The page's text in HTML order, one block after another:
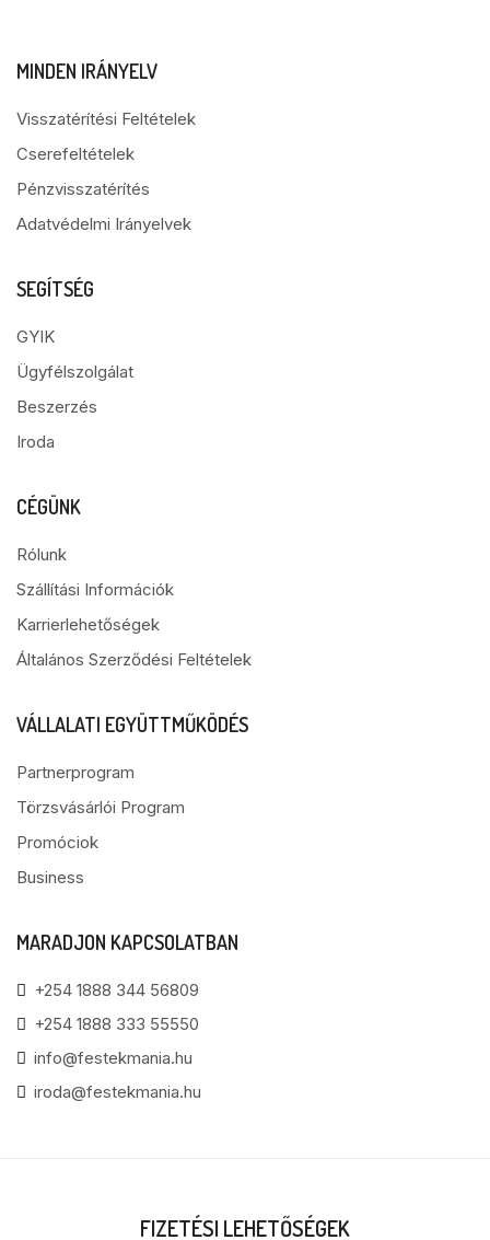
MINDEN IRÁNYELV
Visszatérítési Feltételek
Cserefeltételek
Pénzvisszatérítés
Adatvédelmi Irányelvek
SEGÍTSÉG
GYIK
Ügyfélszolgálat
Beszerzés
Iroda
CÉGÜNK
Rólunk
Szállítási Információk
Karrierlehetőségek
Általános Szerződési Feltételek
VÁLLALATI EGYÜTTMŰKÖDÉS
Partnerprogram
Törzsvásárlói Program
Promóciok
Business
MARADJON KAPCSOLATBAN
+254 1888 344 56809
+254 1888 333 55550
info@festekmania.hu
iroda@festekmania.hu
FIZETÉSI LEHETŐSÉGEK